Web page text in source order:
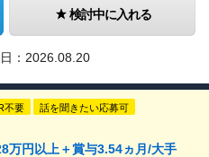
検討中に入れる
： 2026.08.20
不要 話を聞きたい応募可
万円以上＋賞与3.54ヵ月/大手